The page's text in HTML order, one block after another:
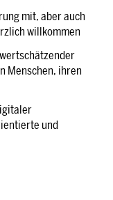
mit, aber auch
willkommen
Menschen, ihren
und